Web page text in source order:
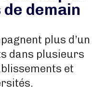
demain
plus d’un
dans plusieurs
et